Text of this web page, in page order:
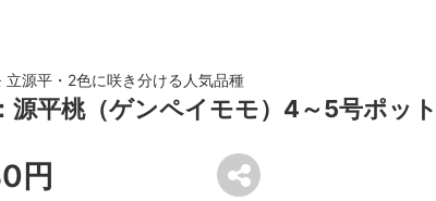
立源平・2色に咲き分ける人気品種
源平桃（ゲンペイモモ）4～5号ポット
円